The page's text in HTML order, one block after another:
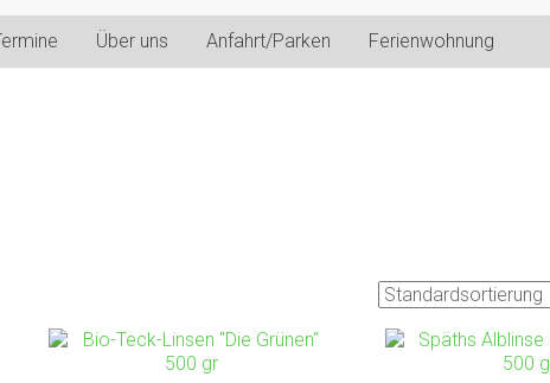
Über uns Anfahrt/Parken Ferienwohnung